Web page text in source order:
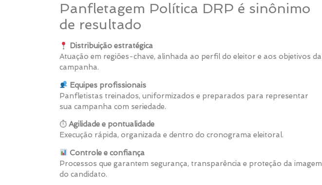
Panfletagem Política DRP é sinônimo
de resultado
Distribuição estratégica
Atuação em regiões-chave, alinhada ao perfil do eleitor e aos objetivos da
campanha.
Equipes profissionais
Panfletistas treinados, uniformizados e preparados para representar
sua campanha com seriedade.
⏱ Agilidade e pontualidade
Execução rápida, organizada e dentro do cronograma eleitoral.
Controle e confiança
Processos que garantem segurança, transparência e proteção da imagem
do candidato.